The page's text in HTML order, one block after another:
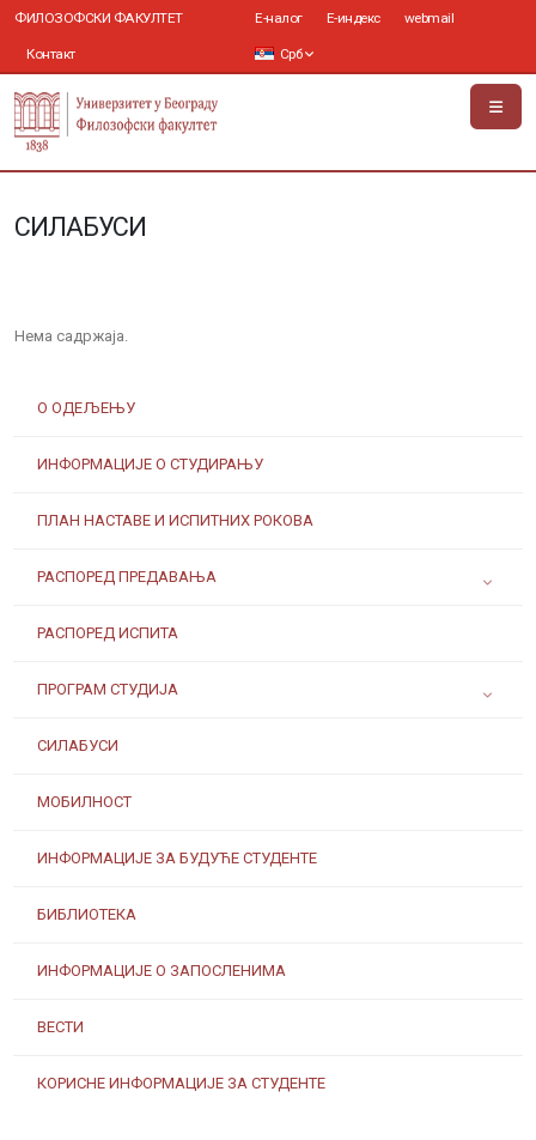
ФИЛОЗОФСКИ ФАКУЛТЕТ
Контакт
Е-налог Е-индекс webmail
Срб
СИЛАБУСИ
О ОДЕЉЕЊУ
ИНФОРМАЦИЈЕ О СТУДИРАЊУ
ПЛАН НАСТАВЕ И ИСПИТНИХ РОКОВА
РАСПОРЕД ПРЕДАВАЊА
РАСПОРЕД ИСПИТА
ПРОГРАМ СТУДИЈА
СИЛАБУСИ
МОБИЛНОСТ
ИНФОРМАЦИЈЕ ЗА БУДУЋЕ СТУДЕНТЕ
БИБЛИОТЕКА
ИНФОРМАЦИЈЕ О ЗАПОСЛЕНИМА
ВЕСТИ
КОРИСНЕ ИНФОРМАЦИЈЕ ЗА СТУДЕНТЕ
Нема садржаја.